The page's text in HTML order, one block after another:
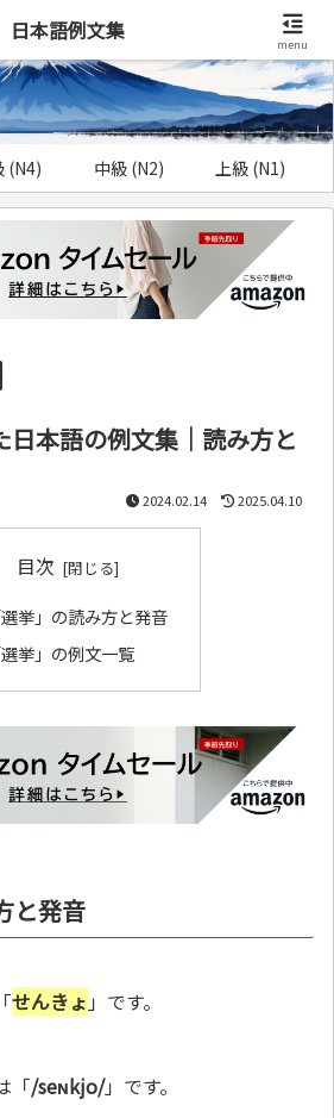
(N4) 中級 (N2) 上級 (N1)
日本語の例文集｜読み方と
2024.02.14 2025.04.10
目次
選挙」の読み方と発音
選挙」の例文一覧
と発音
せんきょ 」です。
「/seɴkjo/」です。
日本語例文集
menu